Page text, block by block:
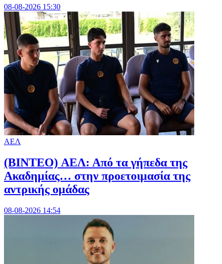
08-08-2026 15:30
ΑΕΛ
(BINTEO) ΑΕΛ: Από τα γήπεδα της
Ακαδημίας… στην προετοιμασία της
αντρικής ομάδας
08-08-2026 14:54